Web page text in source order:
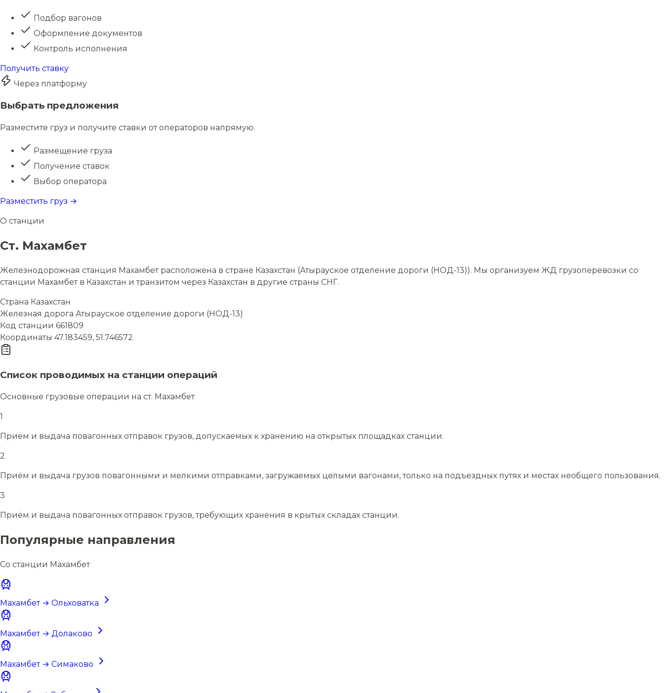
Подбор вагонов
Оформление документов
Контроль исполнения
Получить ставку
Через платформу
Выбрать предложения
Разместите груз и получите ставки от операторов напрямую.
Размещение груза
Получение ставок
Выбор оператора
Разместить груз →
О станции
Ст. Махамбет
Железнодорожная станция Махамбет расположена в стране Казахстан (Атырауское отделение дороги (НОД-13)). Мы организуем ЖД грузоперевозки со
станции Махамбет в Казахстан и транзитом через Казахстан в другие страны СНГ.
Страна Казахстан
Железная дорога Атырауское отделение дороги (НОД-13)
Код станции 661809
Координаты 47.183459, 51.746572
Список проводимых на станции операций
Основные грузовые операции на ст. Махамбет
1
Приём и выдача повагонных отправок грузов, допускаемых к хранению на открытых площадках станции.
2
Приём и выдача грузов повагонными и мелкими отправками, загружаемых целыми вагонами, только на подъездных путях и местах необщего пользования.
3
Приём и выдача повагонных отправок грузов, требующих хранения в крытых складах станции.
Популярные направления
Со станции Махамбет
Махамбет → Ольховатка
Махамбет → Долаково
Махамбет → Симаково